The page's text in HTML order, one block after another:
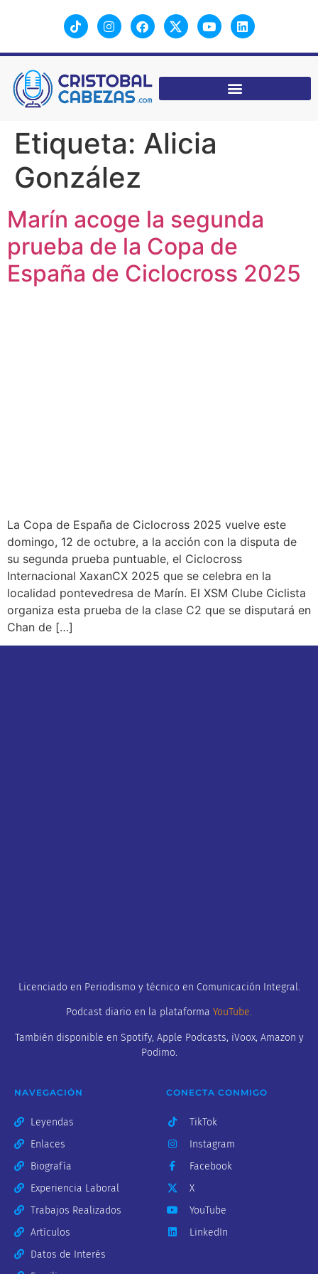
Etiqueta: Alicia
González
Marín acoge la segunda
prueba de la Copa de
España de Ciclocross 2025
La Copa de España de Ciclocross 2025 vuelve este
domingo, 12 de octubre, a la acción con la disputa de
su segunda prueba puntuable, el Ciclocross
Internacional XaxanCX 2025 que se celebra en la
localidad pontevedresa de Marín. El XSM Clube Ciclista
organiza esta prueba de la clase C2 que se disputará en
Chan de […]
Licenciado en Periodismo y técnico en Comunicación Integral.
Podcast diario en la plataforma YouTube.
También disponible en Spotify, Apple Podcasts, iVoox, Amazon y
Podimo.
NAVEGACIÓN
Leyendas
Enlaces
Biografía
Experiencia Laboral
Trabajos Realizados
Artículos
Datos de Interés
CONECTA CONMIGO
TikTok
Instagram
Facebook
X
YouTube
LinkedIn